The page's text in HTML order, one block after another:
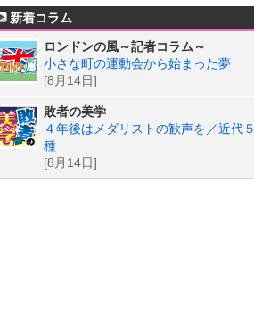
新着コラム
ロンドンの風～記者コラム～
小さな町の運動会から始まった夢
[8月14日]
敗者の美学
４年後はメダリストの歓声を／近代５
種
[8月14日]